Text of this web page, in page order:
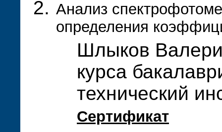
Анализ
определения
Шлыков
курса
технический
Сертификат